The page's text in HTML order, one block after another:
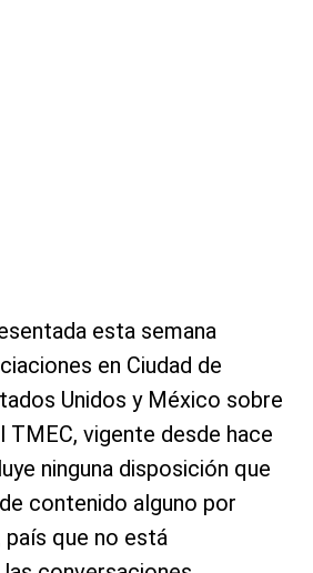
esta semana
en Ciudad de
Unidos y México sobre
TMEC, vigente desde hace
ninguna disposición que
contenido alguno por
país que no está